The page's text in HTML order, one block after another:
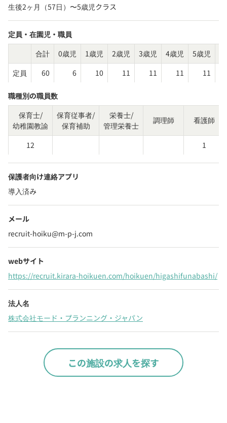
生後2ヶ月（57日）〜5歳児クラス
定員・在園児・職員
合計
0歳児 1歳児 2歳児 3歳児 4歳児 5歳児
定員
60 6 10 11 11 11 11
職種別の職員数
保育士/
幼稚園教諭
保育従事者/
保育補助
栄養士/
管理栄養士
調理師 看護師
12 1
保護者向け連絡アプリ
導入済み
メール
recruit-hoiku@m-p-j.com
webサイト
https://recruit.kirara-hoikuen.com/hoikuen/higashifunabashi/
法人名
株式会社モード・プランニング・ジャパン
この施設の求人を探す